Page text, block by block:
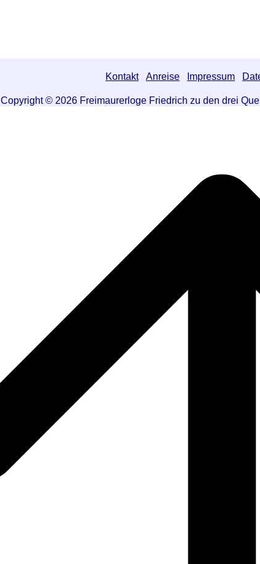
Kontakt Anreise Impressum
Copyright © 2026 Freimaurerloge Friedrich zu den drei